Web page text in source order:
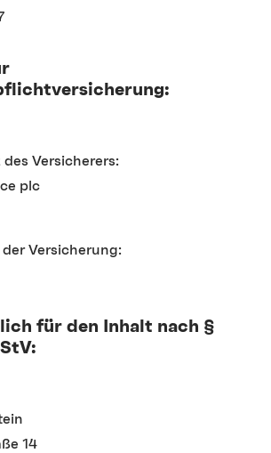
Versicherers:
plc
Versicherung:
für den Inhalt nach §
14